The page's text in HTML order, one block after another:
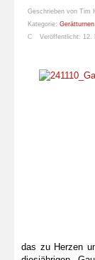
Geschrieben von Tim
Kategorie: Gerätturnen
Veröffentlicht: 12.
das zu Herzen